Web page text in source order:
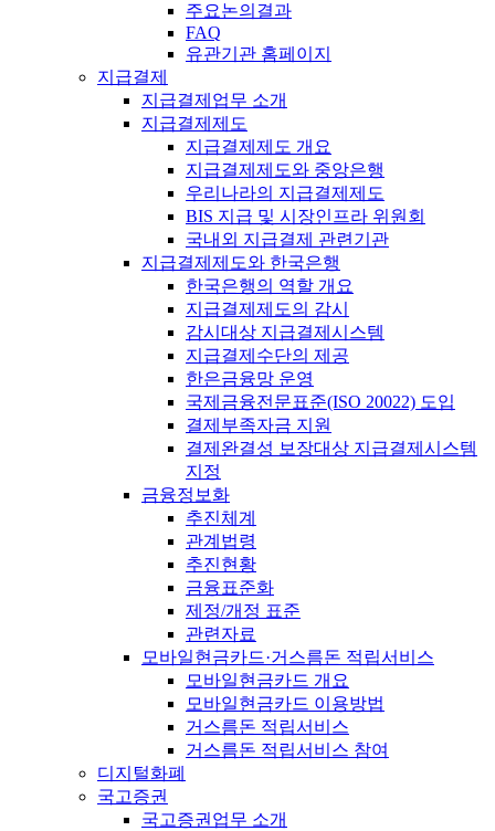
주요논의결과
FAQ
유관기관 홈페이지
지급결제
지급결제업무 소개
지급결제제도
지급결제제도 개요
지급결제제도와 중앙은행
우리나라의 지급결제제도
BIS 지급 및 시장인프라 위원회
국내외 지급결제 관련기관
지급결제제도와 한국은행
한국은행의 역할 개요
지급결제제도의 감시
감시대상 지급결제시스템
지급결제수단의 제공
한은금융망 운영
국제금융전문표준(ISO 20022) 도입
결제부족자금 지원
결제완결성 보장대상 지급결제시스템
지정
금융정보화
추진체계
관계법령
추진현황
금융표준화
제정/개정 표준
관련자료
모바일현금카드·거스름돈 적립서비스
모바일현금카드 개요
모바일현금카드 이용방법
거스름돈 적립서비스
거스름돈 적립서비스 참여
디지털화폐
국고증권
국고증권업무 소개